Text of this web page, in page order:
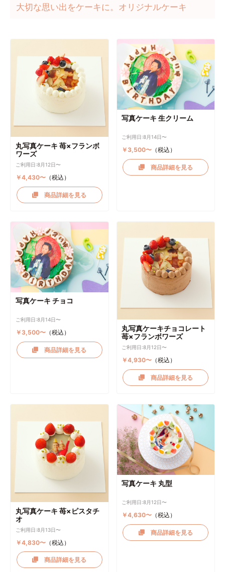
大切な思い出をケーキに。オリジナルケーキ
丸写真ケーキ 苺×フランボ
ワーズ
ご利用日:8月12日〜
￥4,430〜（税込）
商品詳細を見る
写真ケーキ 生クリーム
ご利用日:8月14日〜
￥3,500〜 （税込）
商品詳細を見る
写真ケーキ チョコ
ご利用日:8月14日〜
￥3,500〜（税込）
商品詳細を見る
丸写真ケーキチョコレート
苺×フランボワーズ
ご利用日:8月12日〜
￥4,930〜 （税込）
商品詳細を見る
丸写真ケーキ 苺×ピスタチ
オ
ご利用日:8月13日〜
￥4,830〜（税込）
商品詳細を見る
写真ケーキ 丸型
ご利用日:8月12日〜
￥4,630〜 （税込）
商品詳細を見る